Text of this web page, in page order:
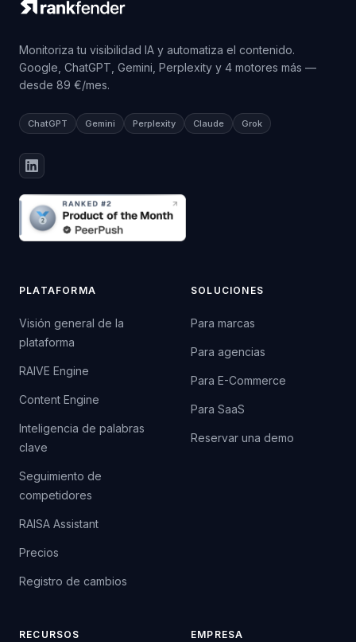
Monitoriza tu visibilidad IA y automatiza el contenido.
Google, ChatGPT, Gemini, Perplexity y 4 motores más —
desde 89 €/mes.
ChatGPT Gemini Perplexity Claude Grok
PLATAFORMA
Visión general de la
plataforma
RAIVE Engine
Content Engine
Inteligencia de palabras
clave
Seguimiento de
competidores
RAISA Assistant
Precios
Registro de cambios
SOLUCIONES
Para marcas
Para agencias
Para E-Commerce
Para SaaS
Reservar una demo
RECURSOS EMPRESA